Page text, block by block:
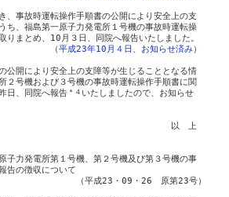
、事故時運転操作手順書の公開により安全上の支
ち、福島第一原子力発電所１号機の事故時運転操
りまとめ、10月３日、同院へ報告いたしました。
平成23年10月４日、お知らせ済み）
公開により安全上の支障等が生じることとなる情
２号機および３号機の事故時運転操作手順書に関
日、同院へ報告＊４ いたしましたので、お知らせ
上
力発電所第１号機、第２号機及び第３号機の事
の徴収について
・26　原第23号）